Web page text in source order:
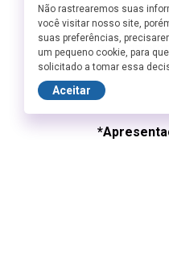
uma rainha
natureza e
seu
do Brasil,
Não rastrearemos suas
você visitar nosso site,
suas preferências,
um pequeno cookie, para
solicitado a tomar essa
Aceitar